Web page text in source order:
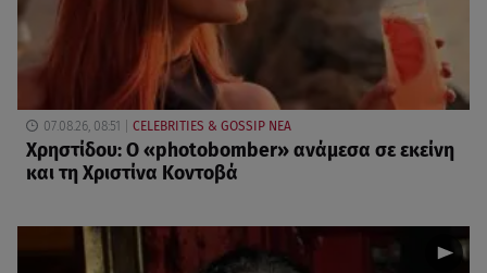
07.08.26, 08:51 CELEBRITIES & GOSSIP ΝΕΑ
Χρηστίδου: Ο «photobomber» ανάμεσα σε εκείνη
και τη Χριστίνα Κοντοβά